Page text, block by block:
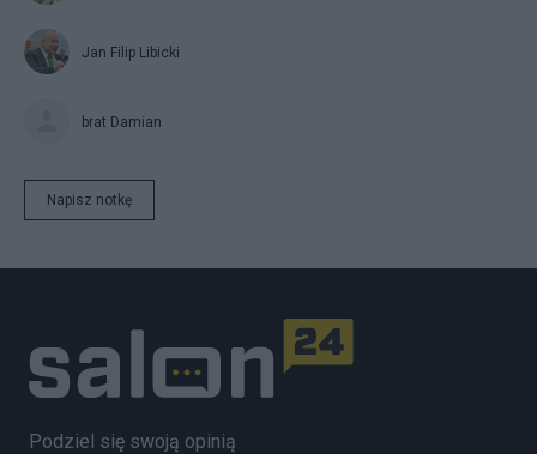
Jan Filip Libicki
brat Damian
Napisz notkę
Podziel się swoją opinią